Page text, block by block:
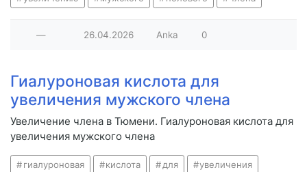
— 26.04.2026 Anka 0
Гиалуроновая кислота для
увеличения мужского члена
Увеличение члена в Тюмени. Гиалуроновая кислота для
увеличения мужского члена
гиалуроновая кислота для увеличения